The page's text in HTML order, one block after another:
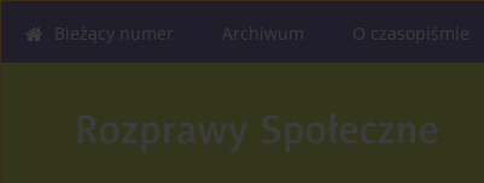
Bieżący numer Archiwum O czasopiśmie